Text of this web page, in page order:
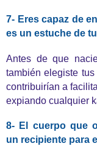
7- Eres capaz de
es un estuche de
Antes de que
también elegiste
contribuirían a
expiando cualquier
8- El cuerpo que
un recipiente para